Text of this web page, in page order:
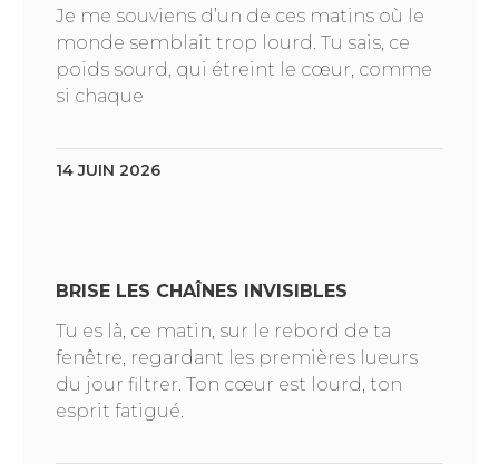
Je me souviens d’un de ces matins où le
monde semblait trop lourd. Tu sais, ce
poids sourd, qui étreint le cœur, comme
si chaque
14 JUIN 2026
BRISE LES CHAÎNES INVISIBLES
Tu es là, ce matin, sur le rebord de ta
fenêtre, regardant les premières lueurs
du jour filtrer. Ton cœur est lourd, ton
esprit fatigué.